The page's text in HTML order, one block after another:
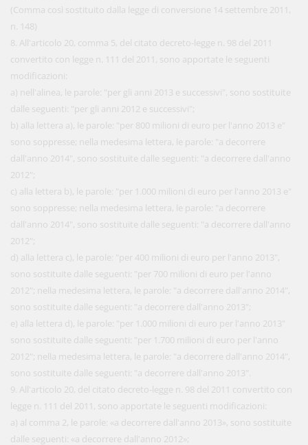
(Comma così sostituito dalla legge di conversione 14 settembre 2011,
n. 148)
8. All'articolo 20, comma 5, del citato decreto-legge n. 98 del 2011
convertito con legge n. 111 del 2011, sono apportate le seguenti
modificazioni:
a) nell'alinea, le parole: "per gli anni 2013 e successivi", sono sostituite
dalle seguenti: "per gli anni 2012 e successivi";
b) alla lettera a), le parole: "per 800 milioni di euro per l'anno 2013 e"
sono soppresse; nella medesima lettera, le parole: "a decorrere
dall'anno 2014", sono sostituite dalle seguenti: "a decorrere dall'anno
2012";
c) alla lettera b), le parole: "per 1.000 milioni di euro per l'anno 2013 e"
sono soppresse; nella medesima lettera, le parole: "a decorrere
dall'anno 2014", sono sostituite dalle seguenti: "a decorrere dall'anno
2012";
d) alla lettera c), le parole: "per 400 milioni di euro per l'anno 2013",
sono sostituite dalle seguenti: "per 700 milioni di euro per l'anno
2012"; nella medesima lettera, le parole: "a decorrere dall'anno 2014",
sono sostituite dalle seguenti: "a decorrere dall'anno 2013";
e) alla lettera d), le parole: "per 1.000 milioni di euro per l'anno 2013"
sono sostituite dalle seguenti: "per 1.700 milioni di euro per l'anno
2012"; nella medesima lettera, le parole: "a decorrere dall'anno 2014",
sono sostituite dalle seguenti: "a decorrere dall'anno 2013".
9. All'articolo 20, del citato decreto-legge n. 98 del 2011 convertito con
legge n. 111 del 2011, sono apportate le seguenti modificazioni:
a) al comma 2, le parole: «a decorrere dall'anno 2013», sono sostituite
dalle seguenti: «a decorrere dall'anno 2012»;